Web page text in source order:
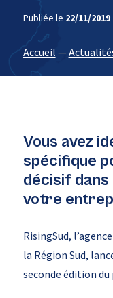
Publiée le 22/11/2019
Accueil —
Vous avez
spécifique
décisif dans
votre
RisingSud,
la Région Sud,
seconde édition